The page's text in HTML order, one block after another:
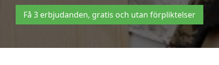
Få 3 erbjudanden, gratis och utan förpliktelser